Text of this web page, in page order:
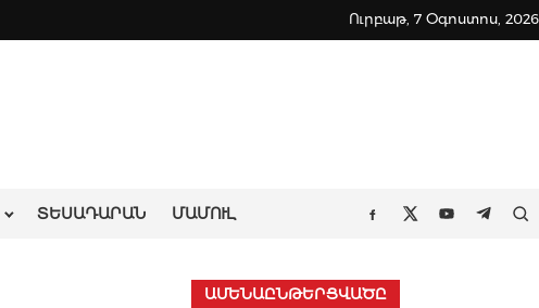
Ուրբաթ, 7 Օգոստոս, 2026
ՏԵՍԱԴԱՐԱՆ ՄԱՄՈՒԼ
Facebook
TwitterYoutube
ԱՄԵՆԱԸՆԹԵՐՑՎԱԾԸ